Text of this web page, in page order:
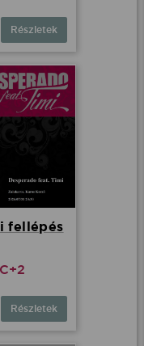
Részletek
fellépés
Részletek